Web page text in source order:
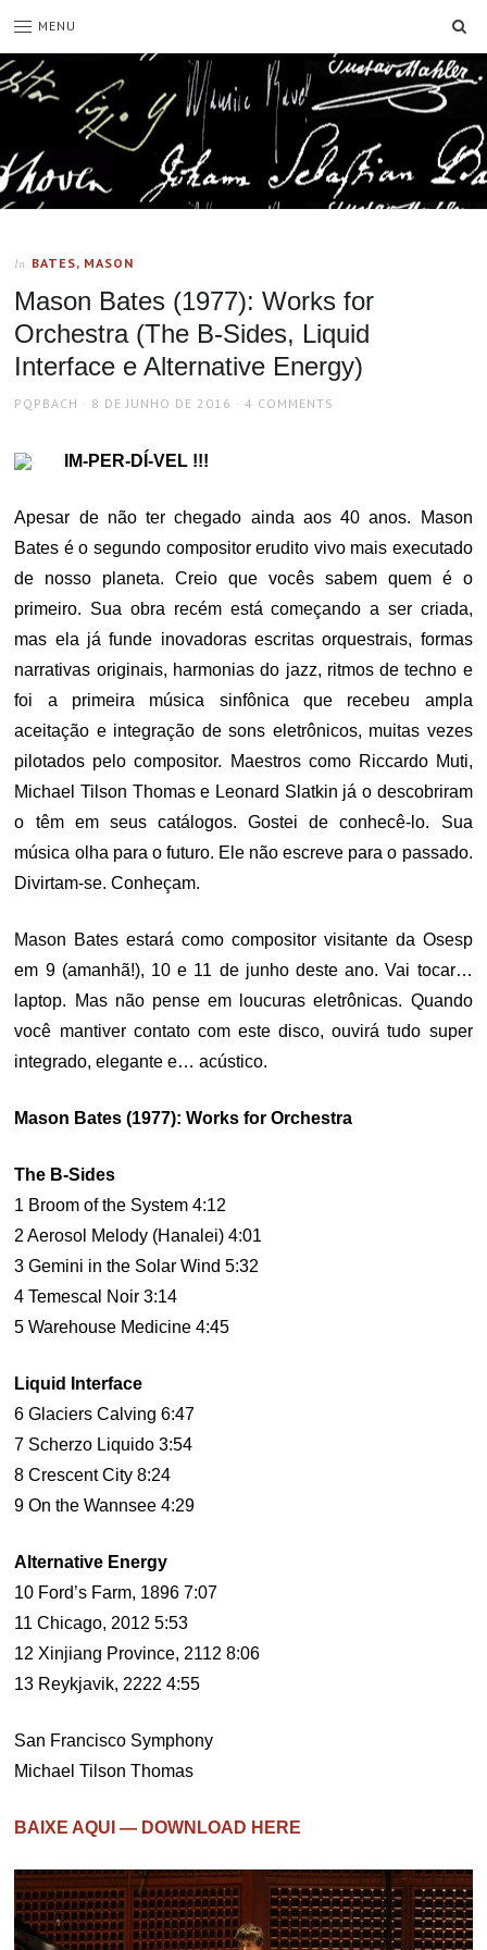
MENU
In BATES, MASON
Mason Bates (1977): Works for
Orchestra (The B-Sides, Liquid
Interface e Alternative Energy)
AUTHOR
PQPBACH
POSTED
8 DE JUNHO DE 2016 4 COMMENTS
IM-PER-DÍ-VEL !!!
Apesar de não ter chegado ainda aos 40 anos. Mason
Bates é o segundo compositor erudito vivo mais executado
de nosso planeta. Creio que vocês sabem quem é o
primeiro. Sua obra recém está começando a ser criada,
mas ela já funde inovadoras escritas orquestrais, formas
narrativas originais, harmonias do jazz, ritmos de techno e
foi a primeira música sinfônica que recebeu ampla
aceitação e integração de sons eletrônicos, muitas vezes
pilotados pelo compositor. Maestros como Riccardo Muti,
Michael Tilson Thomas e Leonard Slatkin já o descobriram
o têm em seus catálogos. Gostei de conhecê-lo. Sua
música olha para o futuro. Ele não escreve para o passado.
Divirtam-se. Conheçam.
Mason Bates estará como compositor visitante da Osesp
em 9 (amanhã!), 10 e 11 de junho deste ano. Vai tocar…
laptop. Mas não pense em loucuras eletrônicas. Quando
você mantiver contato com este disco, ouvirá tudo super
integrado, elegante e… acústico.
Mason Bates (1977): Works for Orchestra
The B-Sides
1 Broom of the System 4:12
2 Aerosol Melody (Hanalei) 4:01
3 Gemini in the Solar Wind 5:32
4 Temescal Noir 3:14
5 Warehouse Medicine 4:45
Liquid Interface
6 Glaciers Calving 6:47
7 Scherzo Liquido 3:54
8 Crescent City 8:24
9 On the Wannsee 4:29
Alternative Energy
10 Ford’s Farm, 1896 7:07
11 Chicago, 2012 5:53
12 Xinjiang Province, 2112 8:06
13 Reykjavik, 2222 4:55
San Francisco Symphony
Michael Tilson Thomas
BAIXE AQUI — DOWNLOAD HERE